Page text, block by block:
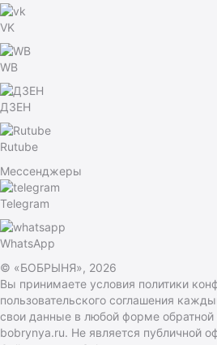
VK
WB
ДЗЕН
Rutube
Мессенджеры
Telegram
WhatsApp
© «БОБРЫНЯ», 2026
Вы принимаете условия политики
пользовательского соглашения
свои данные в любой форме обратной
bobrynya.ru. Не является публичной